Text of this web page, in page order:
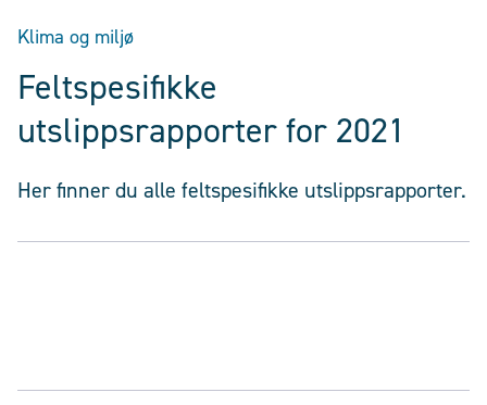
Klima og miljø
Feltspesifikke
utslippsrapporter for 2021
Her finner du alle feltspesifikke utslippsrapporter.